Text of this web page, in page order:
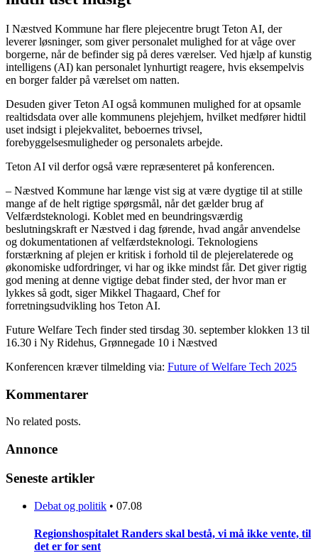
I Næstved Kommune har flere plejecentre brugt Teton AI, der
leverer løsninger, som giver personalet mulighed for at våge over
borgerne, når de befinder sig på deres værelser. Ved hjælp af kunstig
intelligens (AI) kan personalet lynhurtigt reagere, hvis eksempelvis
en borger falder på værelset om natten.
Desuden giver Teton AI også kommunen mulighed for at opsamle
realtidsdata over alle kommunens plejehjem, hvilket medfører hidtil
uset indsigt i plejekvalitet, beboernes trivsel,
forebyggelsesmuligheder og personalets arbejde.
Teton AI vil derfor også være repræsenteret på konferencen.
– Næstved Kommune har længe vist sig at være dygtige til at stille
mange af de helt rigtige spørgsmål, når det gælder brug af
Velfærdsteknologi. Koblet med en beundringsværdig
beslutningskraft er Næstved i dag førende, hvad angår anvendelse
og dokumentationen af velfærdsteknologi. Teknologiens
forstærkning af plejen er kritisk i forhold til de plejerelaterede og
økonomiske udfordringer, vi har og ikke mindst får. Det giver rigtig
god mening at denne vigtige debat finder sted, der hvor man er
lykkes så godt, siger Mikkel Thagaard, Chef for
forretningsudvikling hos Teton AI.
Future Welfare Tech finder sted tirsdag 30. september klokken 13 til
16.30 i Ny Ridehus, Grønnegade 10 i Næstved
Konferencen kræver tilmelding via: Future of Welfare Tech 2025
Kommentarer
No related posts.
Annonce
Seneste artikler
Debat og politik • 07.08
Regionshospitalet Randers skal bestå, vi må ikke vente, til
det er for sent